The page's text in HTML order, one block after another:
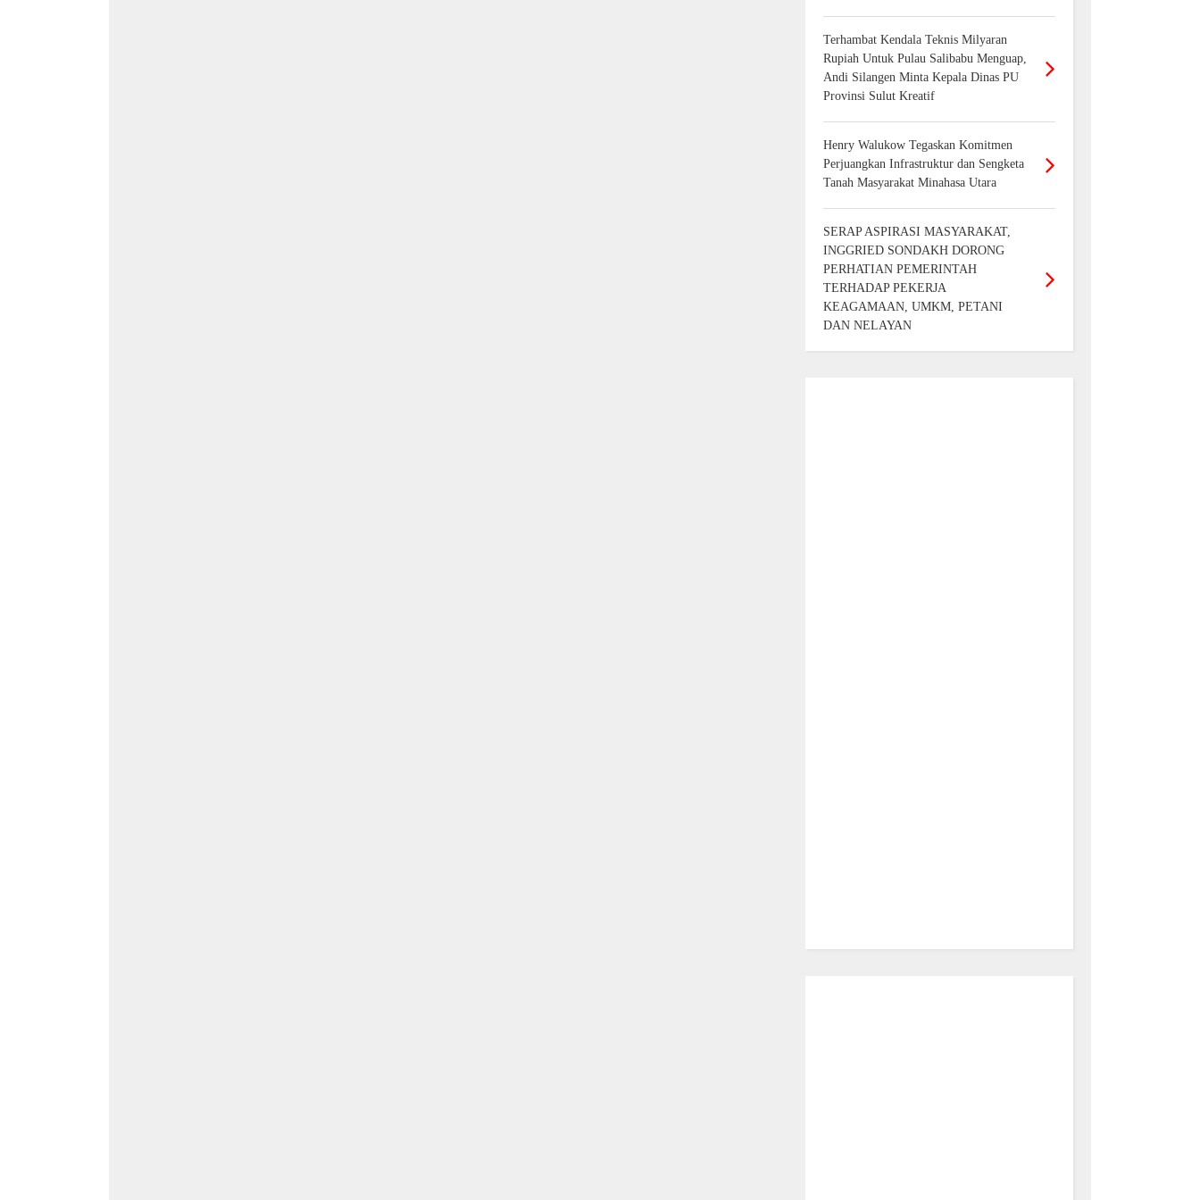
Terhambat Kendala Teknis Milyaran
Rupiah Untuk Pulau Salibabu Menguap,
Andi Silangen Minta Kepala Dinas PU
Provinsi Sulut Kreatif
Henry Walukow Tegaskan Komitmen
Perjuangkan Infrastruktur dan Sengketa
Tanah Masyarakat Minahasa Utara
SERAP ASPIRASI MASYARAKAT,
INGGRIED SONDAKH DORONG
PERHATIAN PEMERINTAH
TERHADAP PEKERJA
KEAGAMAAN, UMKM, PETANI
DAN NELAYAN